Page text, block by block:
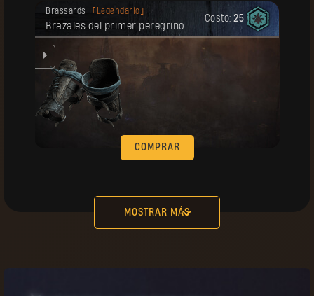
Brassards Legendario
Brazales del primer peregrino
Costo: 25
COMPRAR
Tu recompensa se desbloqueó.
MOSTRAR MÁS